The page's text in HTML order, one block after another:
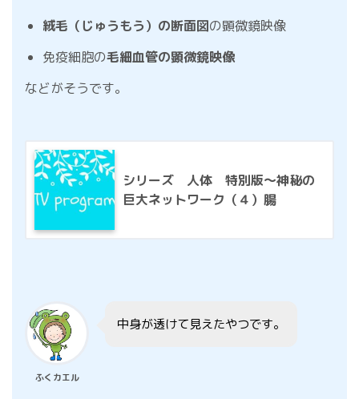
絨毛（じゅうもう）の断面図の顕微鏡映像
免疫細胞の毛細血管の顕微鏡映像
などがそうです。
シリーズ 人体 特別版～神秘の
巨大ネットワーク（４）腸
ふくカエル
中身が透けて見えたやつです。